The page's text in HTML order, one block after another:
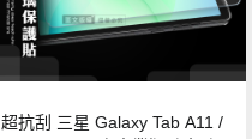
超抗刮 三星 Galaxy Tab A11 /